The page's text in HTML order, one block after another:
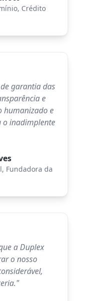
, Crédito
garantia das
e
humanizado e
o inadimplente
, Fundadora da
a Duplex
o nosso
"